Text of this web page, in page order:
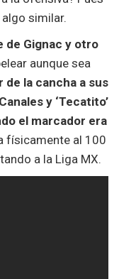
similar.
de Gignac y otro
aunque sea
de la cancha a sus
y ‘Tecatito’
el marcador era
físicamente al 100
a la Liga MX.